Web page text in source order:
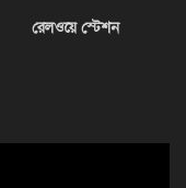
রেলওয়ে স্টেশন